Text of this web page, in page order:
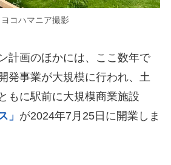
ヨコハマニア撮影
計画のほかには、ここ数年で
発事業が大規模に行われ、土
もに駅前に大規模商業施設
」 が2024年7月25日に開業しま